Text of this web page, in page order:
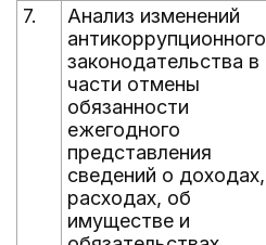
7.
Анализ изменений
антикоррупционного
законодательства в
части отмены
обязанности
ежегодного
представления
сведений о доходах,
расходах, об
имуществе и